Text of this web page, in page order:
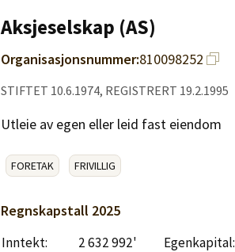
Aksjeselskap (AS)
Organisasjonsnummer:810098252
STIFTET 10.6.1974, REGISTRERT 19.2.1995
Utleie av egen eller leid fast eiendom
FORETAK FRIVILLIG
Regnskapstall 2025
Inntekt: 2 632 992' Egenkapital: